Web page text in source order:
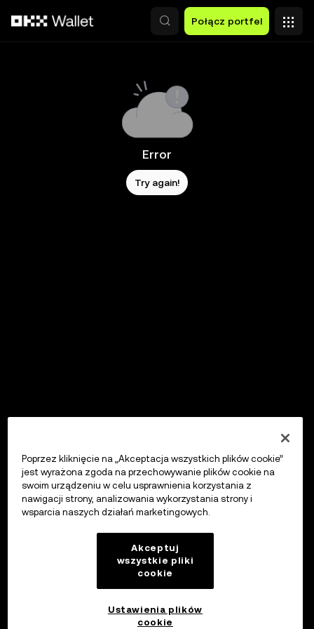
Połącz portfel
Error
Try again!
Poprzez kliknięcie na „Akceptacja wszystkich plików cookie”
jest wyrażona zgoda na przechowywanie plików cookie na
swoim urządzeniu w celu usprawnienia korzystania z
nawigacji strony, analizowania wykorzystania strony i
wsparcia naszych działań marketingowych.
Akceptuj
wszystkie pliki
cookie
Ustawienia plików
cookie